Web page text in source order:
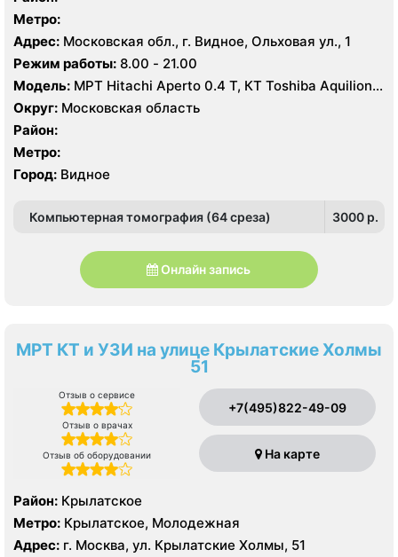
Метро:
Адрес: Московская обл., г. Видное, Ольховая ул., 1
Режим работы: 8.00 - 21.00
Модель: МРТ Hitachi Aperto 0.4 Т, КТ Toshiba Aquilion
64 среза, УЗИ Hitachi-Aloka Prosound Alpha7
Округ: Московская область
Район:
Метро:
Город: Видное
Компьютерная томография (64 среза) 3000 p.
Онлайн запись
МРТ КТ и УЗИ на улице Крылатские Холмы
51
Отзыв о сервисе
Отзыв о врачах
Отзыв об оборудовании
+7(495)822-49-09
На карте
Район: Крылатское
Метро: Крылатское, Молодежная
Адрес: г. Москва, ул. Крылатские Холмы, 51